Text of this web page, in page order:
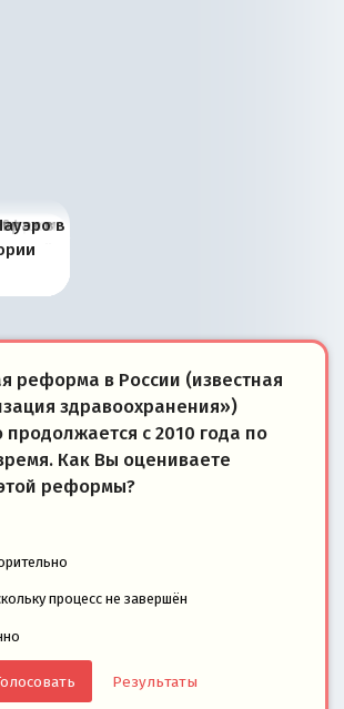
окво
и
в
её
в
реформа в России (известная
здравоохранения»)
с 2010 года по
Как Вы оцениваете
реформы?
процесс не завершён
Результаты